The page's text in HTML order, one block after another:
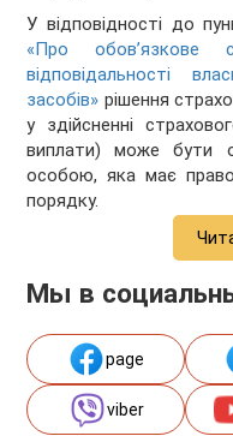
У відповідності до
«Про обов’язкове
відповідальності
засобів» рішення
у здійсненні
виплати) може бути
особою, яка має
порядку.
Мы в
page
viber